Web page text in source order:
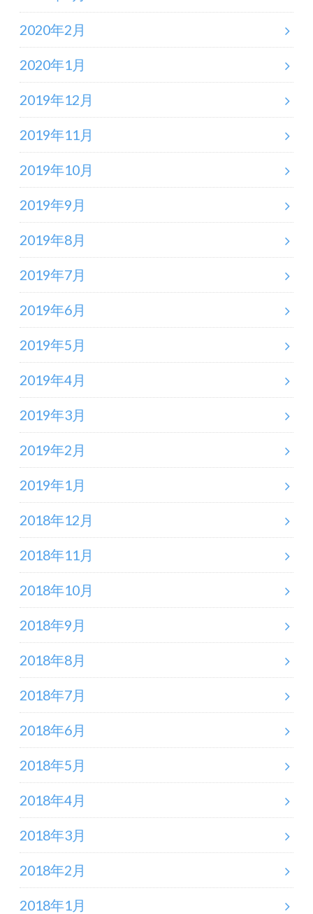
2020年2月
2020年1月
2019年12月
2019年11月
2019年10月
2019年9月
2019年8月
2019年7月
2019年6月
2019年5月
2019年4月
2019年3月
2019年2月
2019年1月
2018年12月
2018年11月
2018年10月
2018年9月
2018年8月
2018年7月
2018年6月
2018年5月
2018年4月
2018年3月
2018年2月
2018年1月